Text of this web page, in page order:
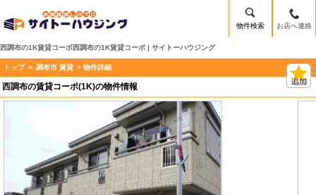
物件検索 お店へ連絡
西調布の1K賃貸コーポ西調布の1K賃貸コーポ | サイトーハウジング
トップ > 調布市 賃貸 > 物件詳細
西調布の賃貸コーポ(1K)の物件情報